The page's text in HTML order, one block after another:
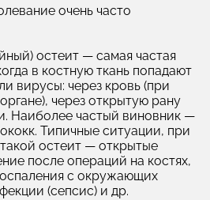
очень часто
остеит — самая частая
в костную ткань попадают
вирусы: через кровь (при
через открытую рану
Наиболее частый виновник —
Типичные ситуации, при
остеит — открытые
после операций на костях,
с окружающих
(сепсис) и др.